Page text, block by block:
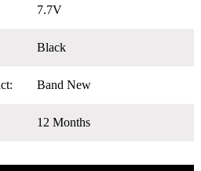
7.7V
Black
Band New
12 Months